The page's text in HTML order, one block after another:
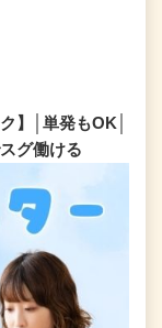
】│単発もOK│
グ働ける